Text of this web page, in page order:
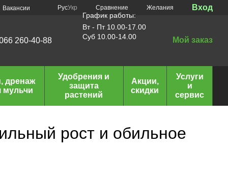
Вакансии РусУкр Сравнение Желания Вход
260-40-88
График работы:
Вт - Пт 10.00-17.00
Суб 10.00-14.00
Мой заказ
дренаж
мульчи
Удобрения и
защита
растений
Акции,
скидки
Услуги
и
сервис
рост и обильное